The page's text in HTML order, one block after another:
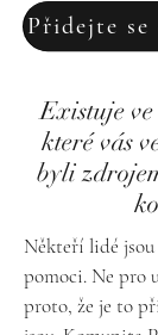
Přidejte
Existuje
které vás
byli
Někteří lidé
pomoci. Ne pro
proto, že je to